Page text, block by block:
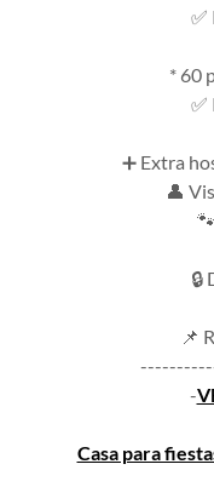
✅
* 60
✅
➕ Extra
👤
🔒
📌
-
Casa para